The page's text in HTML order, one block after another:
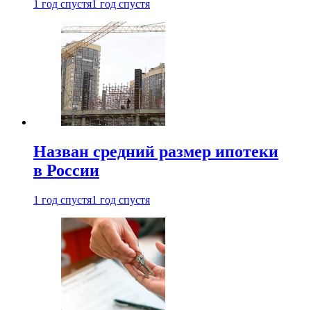
1 год спустя1 год спустя
Назван средний размер ипотеки
в России
1 год спустя1 год спустя